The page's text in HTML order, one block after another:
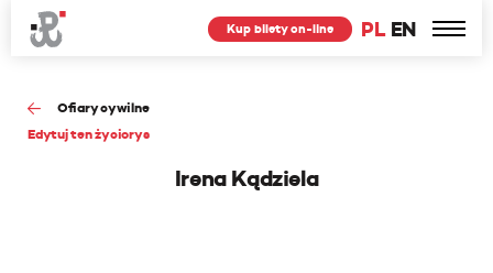
PL EN
Kup bilety on-line
Ofiary cywilne
Edytuj ten życiorys
Irena Kądziela